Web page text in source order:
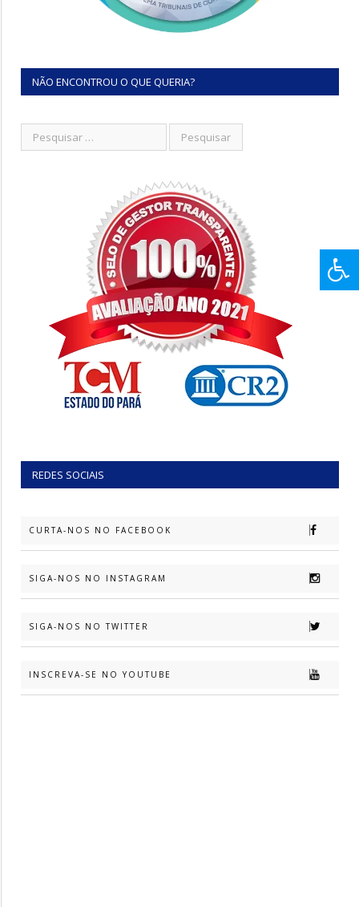
NÃO ENCONTROU O QUE QUERIA?
REDES SOCIAIS
CURTA-NOS NO FACEBOOK
SIGA-NOS NO INSTAGRAM
SIGA-NOS NO TWITTER
INSCREVA-SE NO YOUTUBE